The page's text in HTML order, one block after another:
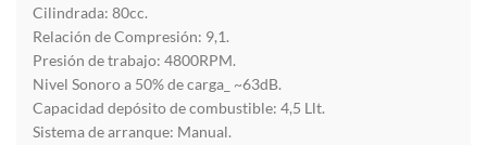
Cilindrada: 80cc.
Relación de Compresión: 9,1.
Presión de trabajo: 4800RPM.
Nivel Sonoro a 50% de carga_ ~63dB.
Capacidad depósito de combustible: 4,5 Llt.
Sistema de arranque: Manual.